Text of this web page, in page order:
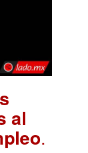
al
.